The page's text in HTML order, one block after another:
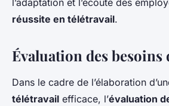
l’adaptation et l’écoute des
réussite en télétravail.
Évaluation des besoins
Dans le cadre de l’élaboration
télétravail efficace, l’évaluation